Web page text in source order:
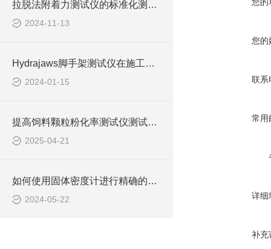
拉脱法附着力测试仪的标准化测试流程与结果分析
2024-11-13
Hydrajaws脚手架测试仪在施工现场安全管理中的作用
2024-01-15
提高饲料颗粒粉化率测试仪测试精度的技术方法
2025-04-21
如何使用固体密度计进行精确的密度测量
2024-05-22
您的
联系
常用
详细
补充